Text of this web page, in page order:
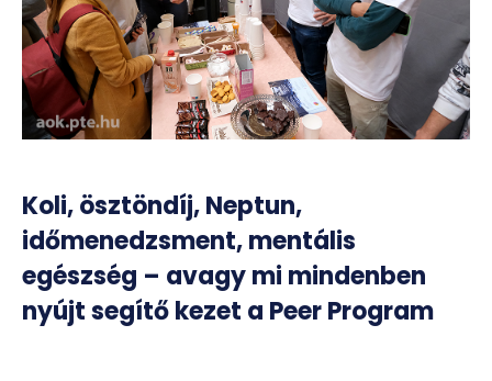
Koli, ösztöndíj, Neptun,
időmenedzsment, mentális
egészség – avagy mi mindenben
nyújt segítő kezet a Peer Program